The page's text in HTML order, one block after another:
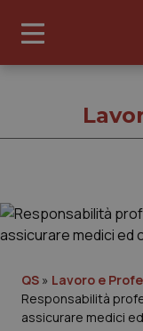
Governo e
QS » Lavoro e
Responsabilità
assicurare medici